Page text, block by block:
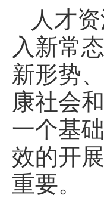
人才
入新常
新形势
康社会
一个基
效的开
重要。